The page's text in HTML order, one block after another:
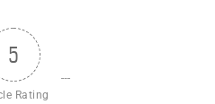
5
Rating